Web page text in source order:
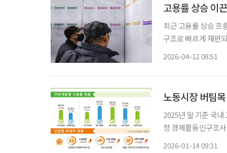
고용률 상승 이
최근 고용률 상승 흐
구조로 빠르게 재편되고 있는 것으로 나
2026-04-12 08:51
노동시장 버팀
2025년 말 기준 국
청 경제활동인구조
2026-01-14 09:31